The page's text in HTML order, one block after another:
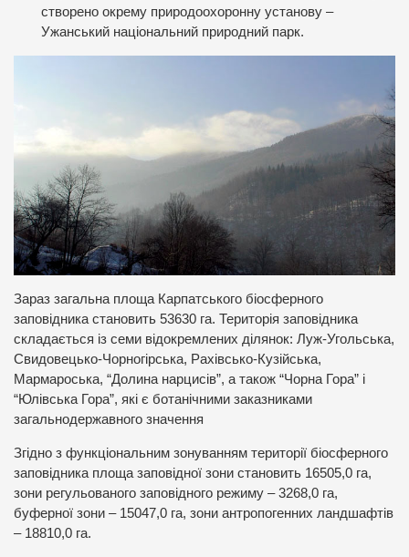
створено окрему природоохоронну установу –
Ужанський національний природний парк.
Зараз загальна площа Карпатського біосферного
заповідника становить 53630 га. Територія заповідника
складається із семи відокремлених ділянок: Луж-Угольська,
Свидовецько-Чорногірська, Рахівсько-Кузійська,
Мармароська, “Долина нарцисів”, а також “Чорна Гора” і
“Юлівська Гора”, які є ботанічними заказниками
загальнодержавного значення
Згідно з функціональним зонуванням території біосферного
заповідника площа заповідної зони становить 16505,0 га,
зони регульованого заповідного режиму – 3268,0 га,
буферної зони – 15047,0 га, зони антропогенних ландшафтів
– 18810,0 га.